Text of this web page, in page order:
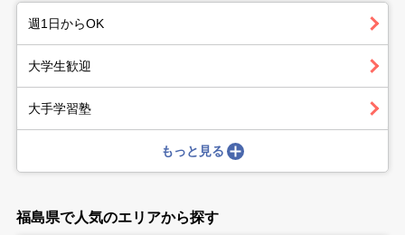
週1日からOK
大学生歓迎
大手学習塾
もっと見る
福島県で人気のエリアから探す